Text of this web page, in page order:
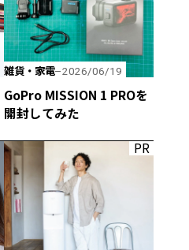
雑貨・家電 2026/06/19
GoPro MISSION 1 PROを
開封してみた
PR